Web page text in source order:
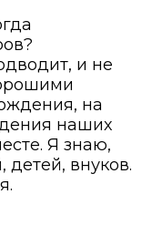
и не
на
наших
Я знаю,
детей, внуков.